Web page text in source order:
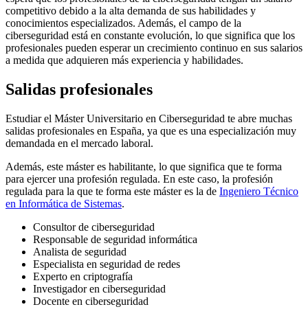
competitivo debido a la alta demanda de sus habilidades y
conocimientos especializados. Además, el campo de la
ciberseguridad está en constante evolución, lo que significa que los
profesionales pueden esperar un crecimiento continuo en sus salarios
a medida que adquieren más experiencia y habilidades.
Salidas profesionales
Estudiar el Máster Universitario en Ciberseguridad te abre muchas
salidas profesionales en España, ya que es una especialización muy
demandada en el mercado laboral.
Además, este máster es habilitante, lo que significa que te forma
para ejercer una profesión regulada. En este caso, la profesión
regulada para la que te forma este máster es la de Ingeniero Técnico
en Informática de Sistemas.
Consultor de ciberseguridad
Responsable de seguridad informática
Analista de seguridad
Especialista en seguridad de redes
Experto en criptografía
Investigador en ciberseguridad
Docente en ciberseguridad